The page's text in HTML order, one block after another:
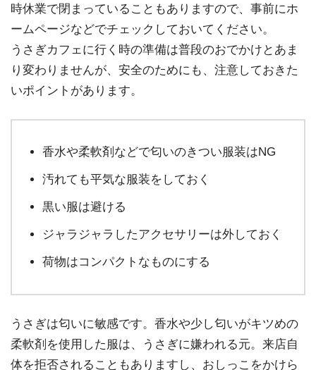
時休業で閉まっていることもありますので、事前にホ
ームページなどでチェックしておいてください。
うさぎカフェに行く時の準備は普段のおでかけとあま
り変わりませんが、安全のためにも、注意しておきた
いポイントがあります。
香水や柔軟剤などで匂いのきつい服装はNG
汚れても平気な服装をしておく
黒い服は避ける
ジャラジャラしたアクセサリーは外しておく
荷物はコンパクトなものにする
うさぎは匂いに敏感です。香水や少し匂いがキツめの
柔軟剤を使用した服は、うさぎに嫌われる元。来店自
体を拒否されることもありますし、おしっこをかけら